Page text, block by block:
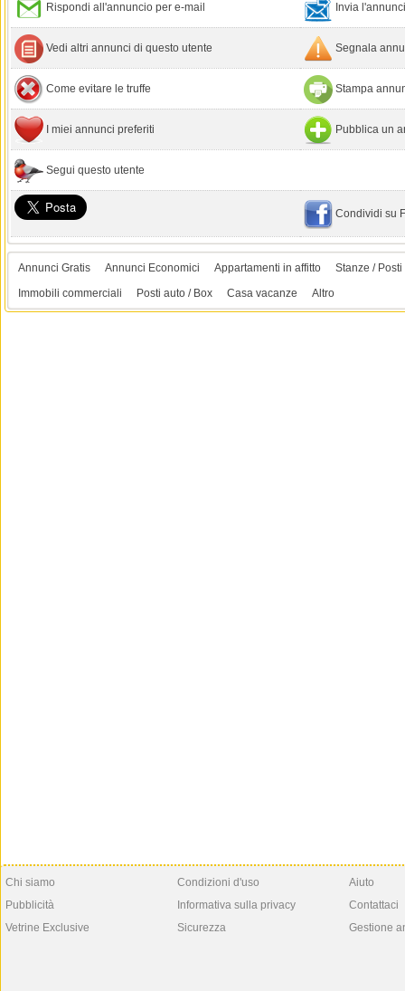
Rispondi all'annuncio per e-mail Invia
Vedi altri annunci di questo utente Segnala
Come evitare le truffe Stampa
I miei annunci preferiti Pubblica un
Segui questo utente
Condividi su
Annunci Gratis Annunci Economici Appartamenti in affitto
Stanze / Posti
Immobili commerciali
Posti auto / Box Casa vacanze Altro
Chi siamo
Pubblicità
Vetrine Exclusive
Condizioni d'uso
Informativa sulla privacy
Sicurezza
Aiuto
Contattaci
Gestione